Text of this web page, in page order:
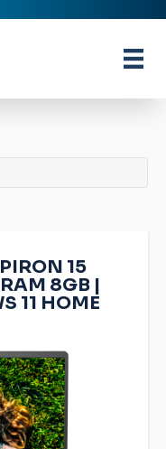
15
8GB |
11 HOME